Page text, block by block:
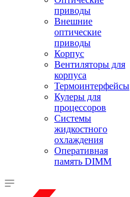
приводы
Внешние
оптические
приводы
Корпус
Вентиляторы для
корпуса
Термоинтерфейсы
Кулеры для
процессоров
Системы
жидкостного
охлаждения
Оперативная
память DIMM